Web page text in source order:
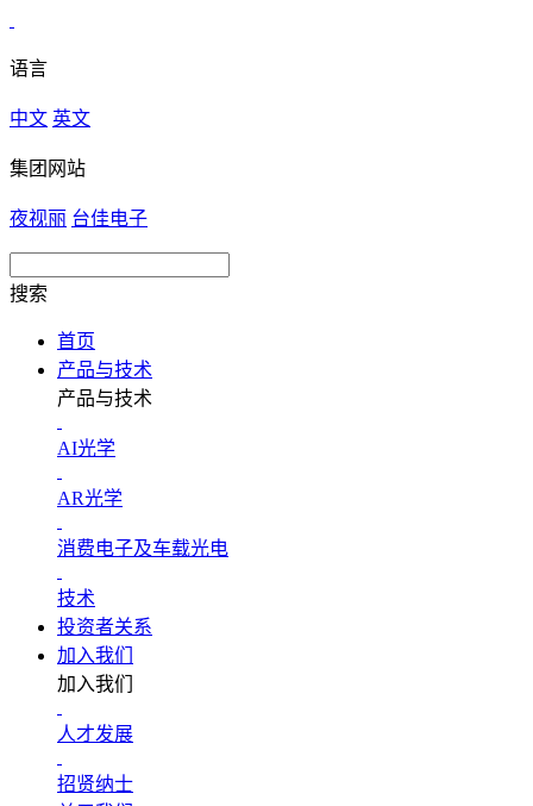
语言
中文 英文
集团网站
夜视丽 台佳电子
搜索
首页
产品与技术
产品与技术
AI光学
AR光学
消费电子及车载光电
技术
投资者关系
加入我们
加入我们
人才发展
招贤纳士